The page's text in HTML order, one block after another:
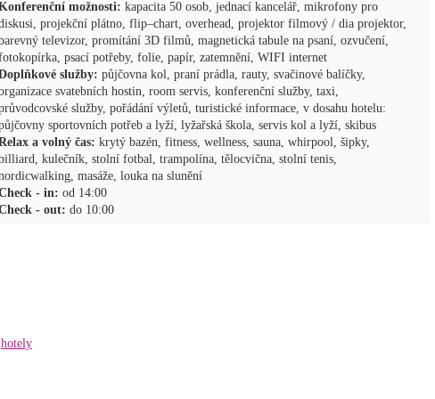
možnosti: kapacita 50 osob, jednací kancelář, mikrofony pro
projekční plátno, flip–chart, overhead, projektor filmový / dia projektor,
televizor, promítání 3D filmů, magnetická tabule na psaní, ozvučení,
psací potřeby, folie, papír, zatemnění, WIFI internet
služby: půjčovna kol, praní prádla, rauty, svačinové balíčky,
svatebních hostin, room servis, konferenční služby, taxi,
služby, pořádání výletů, turistické informace, v dosahu hotelu:
sportovních potřeb a lyží, lyžařská škola, servis kol a lyží, skibus
a volný čas: krytý bazén, fitness, wellness, sauna, whirpool, šipky,
kulečník, stolní fotbal, trampolína, tělocvična, stolní tenis,
masáže, louka na slunění
- in: od 14:00
- out: do 10:00
hotely